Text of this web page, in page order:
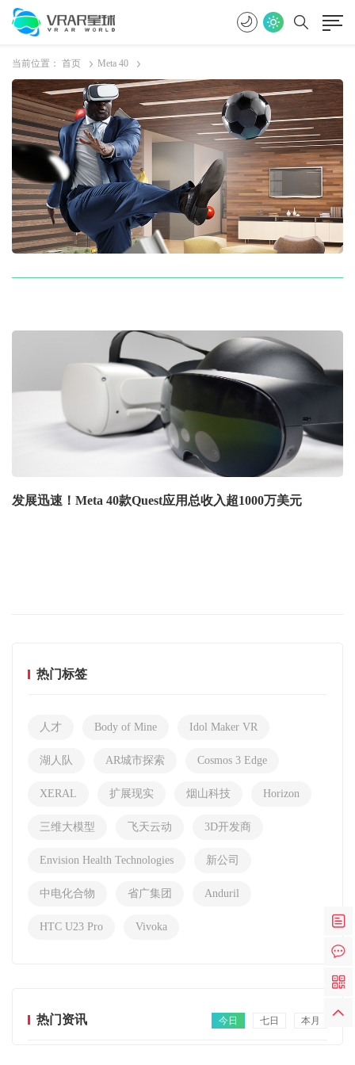
当前位置： 首页 Meta 40
发展迅速！Meta 40款Quest应用总收入超1000万美元
热门标签
人才 Body of Mine Idol Maker VR
湖人队 AR城市探索 Cosmos 3 Edge
XERAL 扩展现实 烟山科技 Horizon
三维大模型 飞天云动 3D开发商
Envision Health Technologies 新公司
中电化合物 省广集团 Anduril
HTC U23 Pro Vivoka
热门资讯 今日 七日 本月